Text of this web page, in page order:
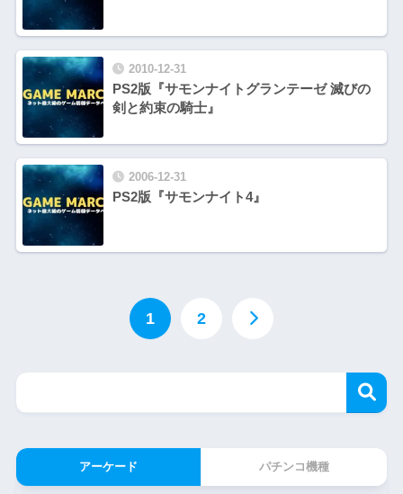
2010-12-31
PS2版『サモンナイトグランテーゼ 滅びの
剣と約束の騎士』
2006-12-31
PS2版『サモンナイト4』
1 2
アーケード パチンコ機種